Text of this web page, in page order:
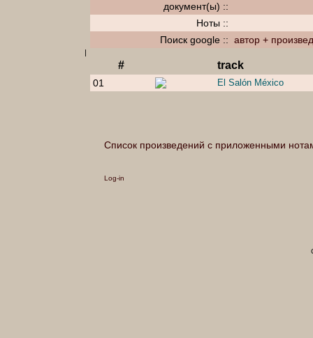
документ(ы) ::
Ноты ::
Поиск google :: автор +
|
# track
01 El Salón México
Список произведений с приложенными
Log-in